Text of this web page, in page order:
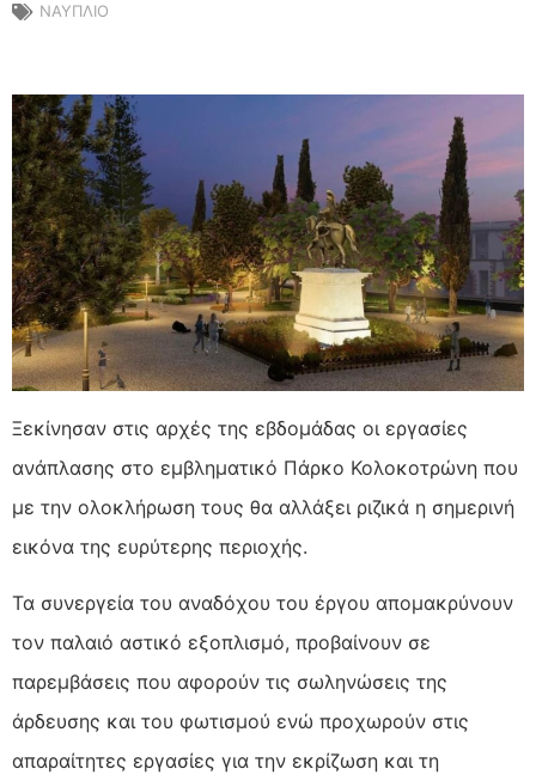
ΝΑΥΠΛΙΟ
Ξεκίνησαν στις αρχές της εβδομάδας οι εργασίες
ανάπλασης στο εμβληματικό Πάρκο Κολοκοτρώνη που
με την ολοκλήρωση τους θα αλλάξει ριζικά η σημερινή
εικόνα της ευρύτερης περιοχής.
Τα συνεργεία του αναδόχου του έργου απομακρύνουν
τον παλαιό αστικό εξοπλισμό, προβαίνουν σε
παρεμβάσεις που αφορούν τις σωληνώσεις της
άρδευσης και του φωτισμού ενώ προχωρούν στις
απαραίτητες εργασίες για την εκρίζωση και τη